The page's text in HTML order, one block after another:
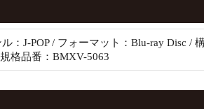
：J-POP / フォーマット：Blu-ray Disc /
格品番：BMXV-5063